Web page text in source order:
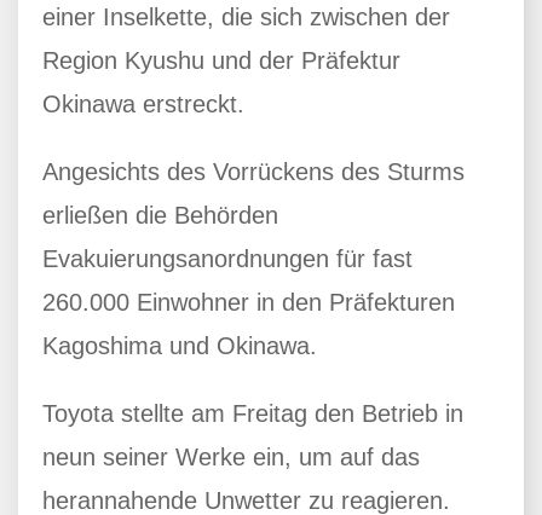
einer Inselkette, die sich zwischen der
Region Kyushu und der Präfektur
Okinawa erstreckt.
Angesichts des Vorrückens des Sturms
erließen die Behörden
Evakuierungsanordnungen für fast
260.000 Einwohner in den Präfekturen
Kagoshima und Okinawa.
Toyota stellte am Freitag den Betrieb in
neun seiner Werke ein, um auf das
herannahende Unwetter zu reagieren.